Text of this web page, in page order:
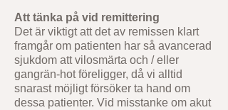
Att tänka på vid remittering
Det är viktigt att det av remissen klart
framgår om patienten har så avancerad
sjukdom att vilosmärta och / eller
gangrän-hot föreligger, då vi alltid
snarast möjligt försöker ta hand om
dessa patienter. Vid misstanke om akut